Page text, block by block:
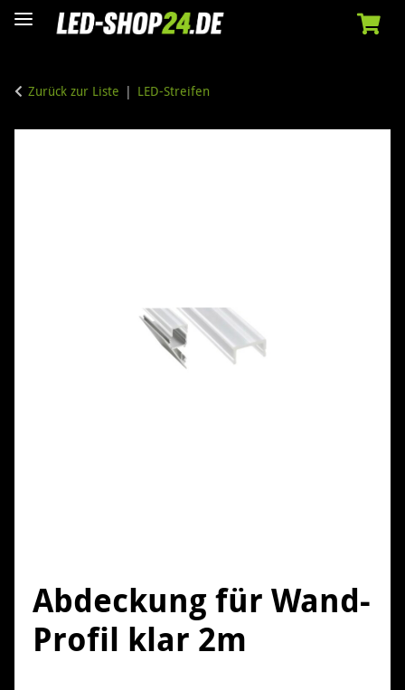
Zurück zur Liste LED-Streifen
Abdeckung für Wand-
Profil klar 2m